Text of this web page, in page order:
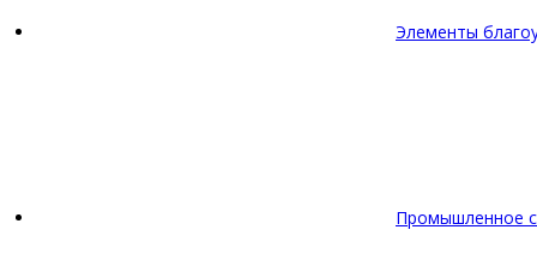
Элементы
Промышленное